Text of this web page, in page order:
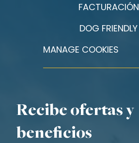
FACTURACIÓN
DOG FRIENDLY
MANAGE COOKIES
Recibe ofertas y
beneficios